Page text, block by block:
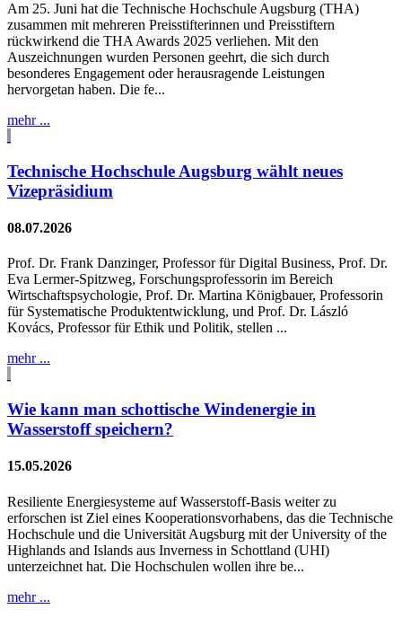
Am 25. Juni hat die Technische Hochschule Augsburg (THA)
zusammen mit mehreren Preisstifterinnen und Preisstiftern
rückwirkend die THA Awards 2025 verliehen. Mit den
Auszeichnungen wurden Personen geehrt, die sich durch
besonderes Engagement oder herausragende Leistungen
hervorgetan haben. Die fe...
mehr ...
Technische Hochschule Augsburg wählt neues
Vizepräsidium
08.07.2026
Prof. Dr. Frank Danzinger, Professor für Digital Business, Prof. Dr.
Eva Lermer-Spitzweg, Forschungsprofessorin im Bereich
Wirtschaftspsychologie, Prof. Dr. Martina Königbauer, Professorin
für Systematische Produktentwicklung, und Prof. Dr. László
Kovács, Professor für Ethik und Politik, stellen ...
mehr ...
Wie kann man schottische Windenergie in
Wasserstoff speichern?
15.05.2026
Resiliente Energiesysteme auf Wasserstoff-Basis weiter zu
erforschen ist Ziel eines Kooperationsvorhabens, das die Technische
Hochschule und die Universität Augsburg mit der University of the
Highlands and Islands aus Inverness in Schottland (UHI)
unterzeichnet hat. Die Hochschulen wollen ihre be...
mehr ...